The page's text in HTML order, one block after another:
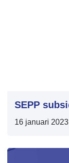
SEPP
16 januari 2023